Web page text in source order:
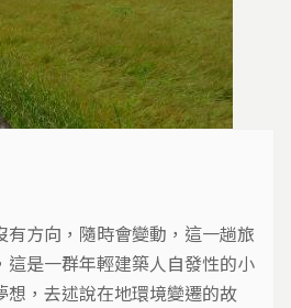
方向，隨時會變動，這一趟旅
這是一群年輕建築人自發性的小
想，去述說在地環境變遷的故